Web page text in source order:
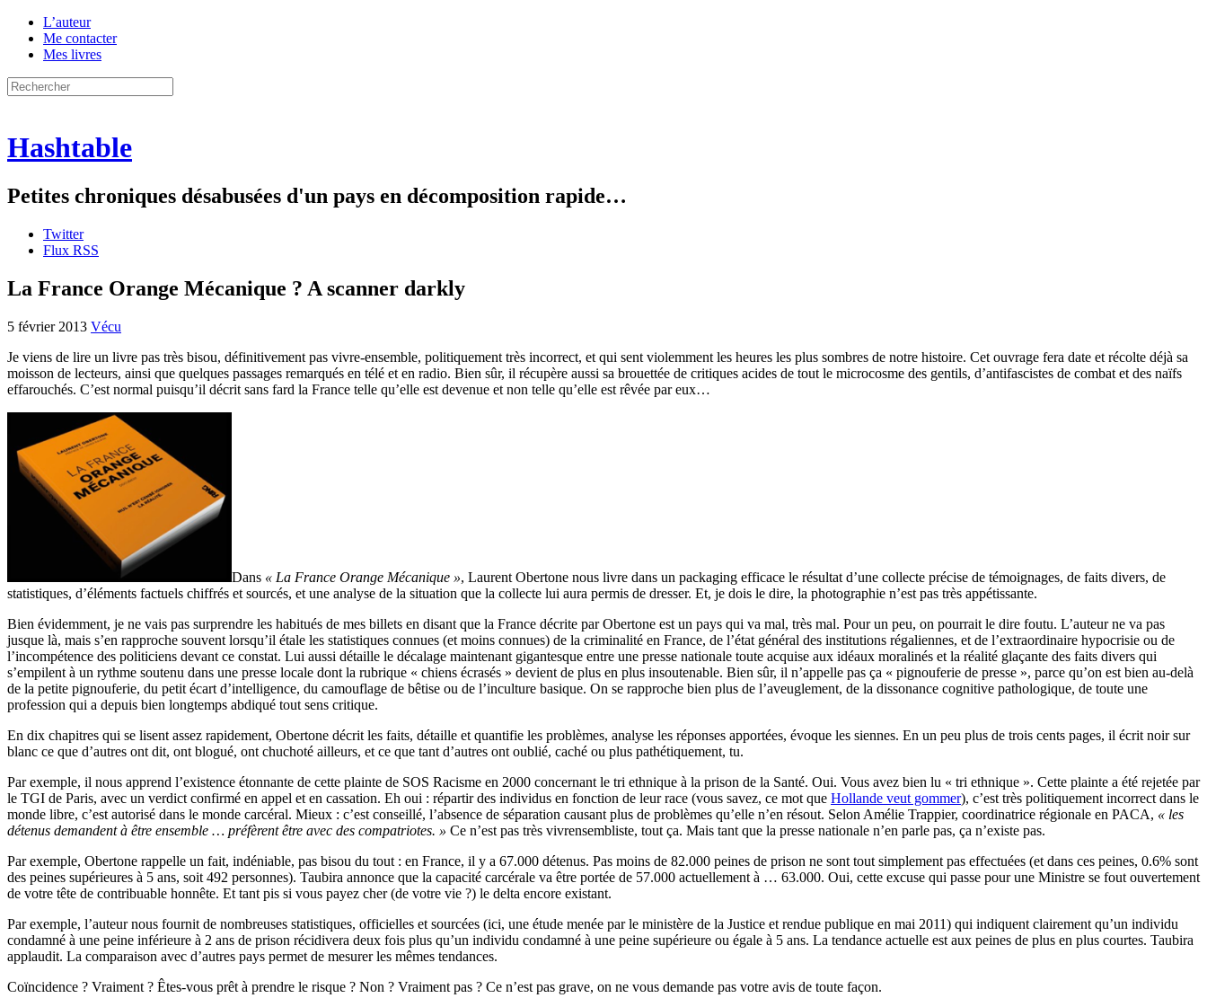
L’auteur
Me contacter
Mes livres
Hashtable
Petites chroniques désabusées d'un pays en décomposition rapide…
Twitter
Flux RSS
La France Orange Mécanique ? A scanner darkly
5 février 2013 Vécu
Je viens de lire un livre pas très bisou, définitivement pas vivre-ensemble, politiquement très incorrect, et qui sent violemment les heures les plus sombres de notre histoire. Cet ouvrage fera date et récolte déjà sa
moisson de lecteurs, ainsi que quelques passages remarqués en télé et en radio. Bien sûr, il récupère aussi sa brouettée de critiques acides de tout le microcosme des gentils, d’antifascistes de combat et des naïfs
effarouchés. C’est normal puisqu’il décrit sans fard la France telle qu’elle est devenue et non telle qu’elle est rêvée par eux…
Dans « La France Orange Mécanique », Laurent Obertone nous livre dans un packaging efficace le résultat d’une collecte précise de témoignages, de faits divers, de
statistiques, d’éléments factuels chiffrés et sourcés, et une analyse de la situation que la collecte lui aura permis de dresser. Et, je dois le dire, la photographie n’est pas très appétissante.
Bien évidemment, je ne vais pas surprendre les habitués de mes billets en disant que la France décrite par Obertone est un pays qui va mal, très mal. Pour un peu, on pourrait le dire foutu. L’auteur ne va pas
jusque là, mais s’en rapproche souvent lorsqu’il étale les statistiques connues (et moins connues) de la criminalité en France, de l’état général des institutions régaliennes, et de l’extraordinaire hypocrisie ou de
l’incompétence des politiciens devant ce constat. Lui aussi détaille le décalage maintenant gigantesque entre une presse nationale toute acquise aux idéaux moralinés et la réalité glaçante des faits divers qui
s’empilent à un rythme soutenu dans une presse locale dont la rubrique « chiens écrasés » devient de plus en plus insoutenable. Bien sûr, il n’appelle pas ça « pignouferie de presse », parce qu’on est bien au-delà
de la petite pignouferie, du petit écart d’intelligence, du camouflage de bêtise ou de l’inculture basique. On se rapproche bien plus de l’aveuglement, de la dissonance cognitive pathologique, de toute une
profession qui a depuis bien longtemps abdiqué tout sens critique.
En dix chapitres qui se lisent assez rapidement, Obertone décrit les faits, détaille et quantifie les problèmes, analyse les réponses apportées, évoque les siennes. En un peu plus de trois cents pages, il écrit noir sur
blanc ce que d’autres ont dit, ont blogué, ont chuchoté ailleurs, et ce que tant d’autres ont oublié, caché ou plus pathétiquement, tu.
Par exemple, il nous apprend l’existence étonnante de cette plainte de SOS Racisme en 2000 concernant le tri ethnique à la prison de la Santé. Oui. Vous avez bien lu « tri ethnique ». Cette plainte a été rejetée par
le TGI de Paris, avec un verdict confirmé en appel et en cassation. Eh oui : répartir des individus en fonction de leur race (vous savez, ce mot que Hollande veut gommer), c’est très politiquement incorrect dans le
monde libre, c’est autorisé dans le monde carcéral. Mieux : c’est conseillé, l’absence de séparation causant plus de problèmes qu’elle n’en résout. Selon Amélie Trappier, coordinatrice régionale en PACA, « les
détenus demandent à être ensemble … préfèrent être avec des compatriotes. » Ce n’est pas très vivrensembliste, tout ça. Mais tant que la presse nationale n’en parle pas, ça n’existe pas.
Par exemple, Obertone rappelle un fait, indéniable, pas bisou du tout : en France, il y a 67.000 détenus. Pas moins de 82.000 peines de prison ne sont tout simplement pas effectuées (et dans ces peines, 0.6% sont
des peines supérieures à 5 ans, soit 492 personnes). Taubira annonce que la capacité carcérale va être portée de 57.000 actuellement à … 63.000. Oui, cette excuse qui passe pour une Ministre se fout ouvertement
de votre tête de contribuable honnête. Et tant pis si vous payez cher (de votre vie ?) le delta encore existant.
Par exemple, l’auteur nous fournit de nombreuses statistiques, officielles et sourcées (ici, une étude menée par le ministère de la Justice et rendue publique en mai 2011) qui indiquent clairement qu’un individu
condamné à une peine inférieure à 2 ans de prison récidivera deux fois plus qu’un individu condamné à une peine supérieure ou égale à 5 ans. La tendance actuelle est aux peines de plus en plus courtes. Taubira
applaudit. La comparaison avec d’autres pays permet de mesurer les mêmes tendances.
Coïncidence ? Vraiment ? Êtes-vous prêt à prendre le risque ? Non ? Vraiment pas ? Ce n’est pas grave, on ne vous demande pas votre avis de toute façon.